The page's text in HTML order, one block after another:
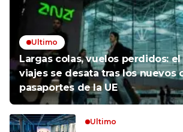
Ultimo
Largas colas, vuelos perdidos:
viajes se desata tras los nuevos
pasaportes de la UE
Ultimo